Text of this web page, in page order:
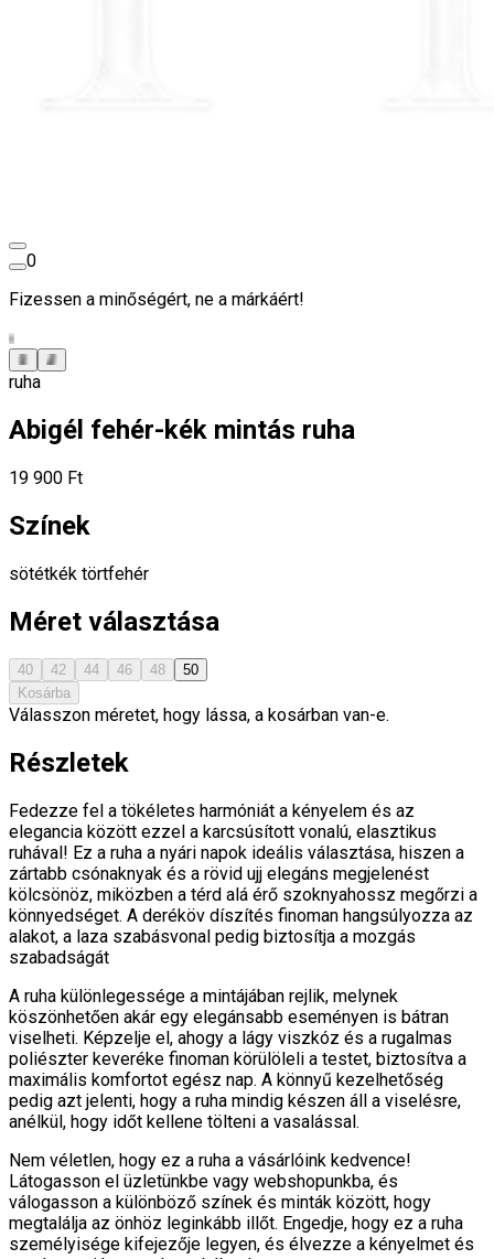
0
Fizessen a minőségért, ne a márkáért!
ruha
Abigél fehér-kék mintás ruha
19 900 Ft
Színek
sötétkék törtfehér
Méret választása
40 42 44 46 48
50
Kosárba
Válasszon méretet, hogy lássa, a kosárban van-e.
Részletek
Fedezze fel a tökéletes harmóniát a kényelem és az
elegancia között ezzel a karcsúsított vonalú, elasztikus
ruhával! Ez a ruha a nyári napok ideális választása, hiszen a
zártabb csónaknyak és a rövid ujj elegáns megjelenést
kölcsönöz, miközben a térd alá érő szoknyahossz megőrzi a
könnyedséget. A deréköv díszítés finoman hangsúlyozza az
alakot, a laza szabásvonal pedig biztosítja a mozgás
szabadságát
A ruha különlegessége a mintájában rejlik, melynek
köszönhetően akár egy elegánsabb eseményen is bátran
viselheti. Képzelje el, ahogy a lágy viszkóz és a rugalmas
poliészter keveréke finoman körülöleli a testet, biztosítva a
maximális komfortot egész nap. A könnyű kezelhetőség
pedig azt jelenti, hogy a ruha mindig készen áll a viselésre,
anélkül, hogy időt kellene tölteni a vasalással.
Nem véletlen, hogy ez a ruha a vásárlóink kedvence!
Látogasson el üzletünkbe vagy webshopunkba, és
válogasson a különböző színek és minták között, hogy
megtalálja az önhöz leginkább illőt. Engedje, hogy ez a ruha
személyisége kifejezője legyen, és élvezze a kényelmet és